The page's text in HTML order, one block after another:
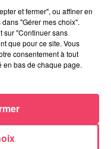
: Jusqu'à 300€ à gagner
le gros gain ! Chaque
dans le Big Morning
et fermer", ou affiner en
"Gérer mes choix".
sur "Continuer sans
que pour ce site. Vous
consentement à tout
en bas de chaque page.